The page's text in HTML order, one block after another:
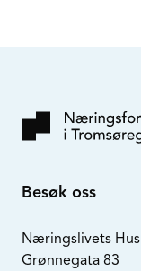
Besøk oss
Næringslivets Hus
Grønnegata 83